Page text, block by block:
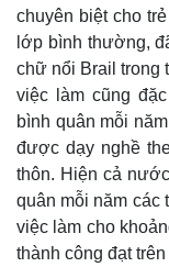
Kinh tế
Bất động sản
Khởi nghiệp
chuyên biệt cho
lớp bình thường,
chữ nổi Brail trong
việc làm cũng
bình quân mỗi
được dạy nghề
thôn. Hiện cả
quân mỗi năm các
việc làm cho
thành công đạt trên